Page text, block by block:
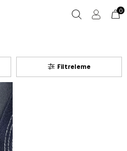
0
Filtreleme